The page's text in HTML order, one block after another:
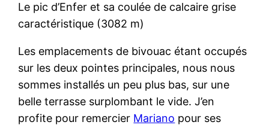
Le pic d’Enfer et sa coulée de calcaire grise
caractéristique (3082 m)
Les emplacements de bivouac étant occupés
sur les deux pointes principales, nous nous
sommes installés un peu plus bas, sur une
belle terrasse surplombant le vide. J’en
profite pour remercier Mariano pour ses